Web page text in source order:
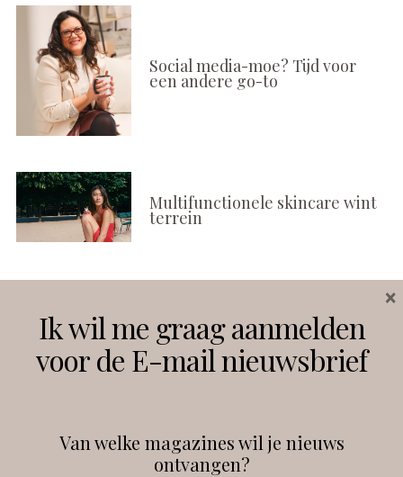
Social media-moe? Tijd voor
een andere go-to
Multifunctionele skincare wint
terrein
Instagram Facebook
Ik wil me graag aanmelden
voor de E-mail nieuwsbrief
Van welke magazines wil je nieuws
ontvangen?
×